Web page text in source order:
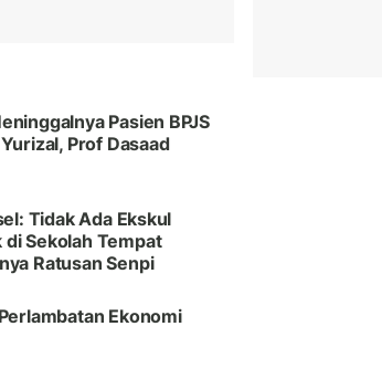
Pasien BPJS
Prof Dasaad
Tidak Ada Ekskul
di Sekolah Tempat
Ratusan Senpi
Ekonomi